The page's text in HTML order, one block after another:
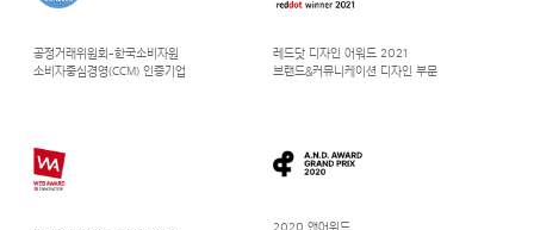
공정거래위원회-한국소비자원
소비자중심경영(CCM) 인증기업
레드닷 디자인 어워드 2021
브랜드&커뮤니케이션 디자인 부문
2020 앤어워드